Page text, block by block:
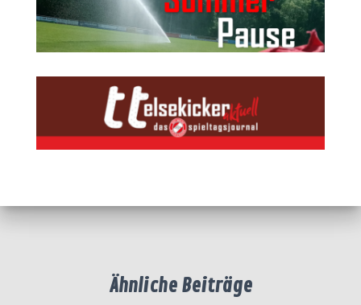
Ähnliche Beiträge